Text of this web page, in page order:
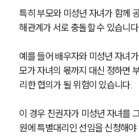
구성
가사·상속
소식/
공지
법률
법률
특히 부모와 미성년 자녀가 함께
해관계가 서로 충돌할 수 있습니다.
예를 들어 배우자와 미성년 자녀
모가 자녀의 몫까지 대신 정하면
리한 협의가 될 위험이 있습니다.
이 경우 친권자가 미성년 자녀를
원에 특별대리인 선임을 신청해야